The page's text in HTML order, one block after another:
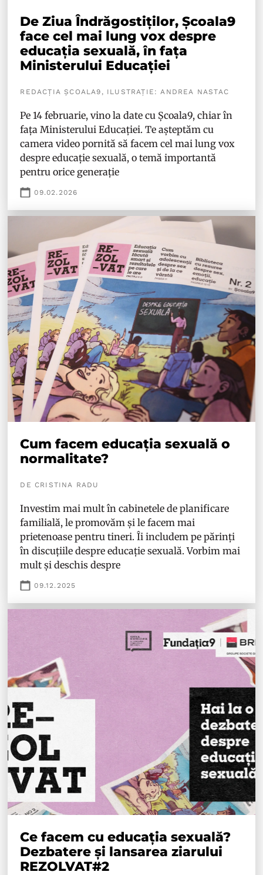
De Ziua Îndrăgostiților, Școala9
face cel mai lung vox despre
educația sexuală, în fața
Ministerului Educației
REDACȚIA ȘCOALA9, ILUSTRAȚIE: ANDREA NASTAC
Pe 14 februarie, vino la date cu Școala9, chiar în
fața Ministerului Educației. Te așteptăm cu
camera video pornită să facem cel mai lung vox
despre educație sexuală, o temă importantă
pentru orice generație
09.02.2026
Cum facem educația sexuală o
normalitate?
DE CRISTINA RADU
Investim mai mult în cabinetele de planificare
familială, le promovăm și le facem mai
prietenoase pentru tineri. Îi includem pe părinți
în discuțiile despre educație sexuală. Vorbim mai
mult și deschis despre
09.12.2025
Ce facem cu educația sexuală?
Dezbatere și lansarea ziarului
REZOLVAT#2